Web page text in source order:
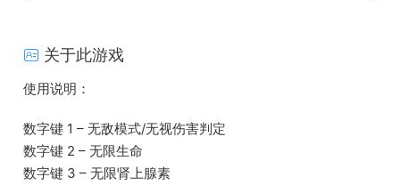
关于此游戏
使用说明：
数字键 1 – 无敌模式/无视伤害判定
数字键 2 – 无限生命
数字键 3 – 无限肾上腺素